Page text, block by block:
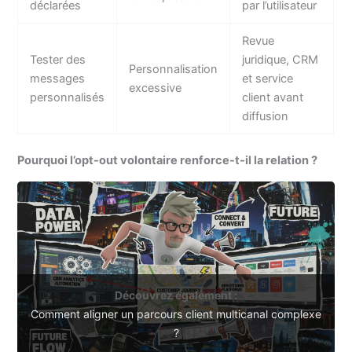
déclarées par l’utilisateur
Tester des
messages
personnalisés
Personnalisation
excessive
Revue
juridique, CRM
et service
client avant
diffusion
Pourquoi l’opt-out volontaire renforce-t-il la relation ?
Découvrez également :
Comment aligner un parcours client multicanal complexe
?